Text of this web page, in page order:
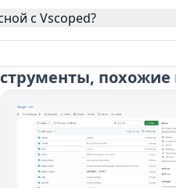
с Vscoped?
похожие